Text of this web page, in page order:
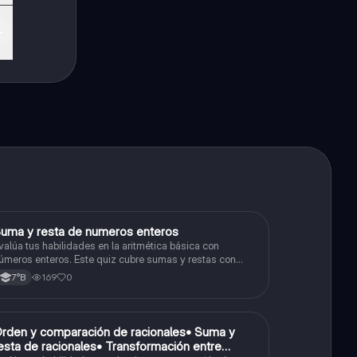
Matemáticas
y resta de numeros enteros
tus habilidades en la aritmética básica con
enteros. Este quiz cubre sumas y restas con
números positivos y negativos.
7°B 169 0
Matemáticasy comparación de racionales• Suma y
de racionales• Transformación entre